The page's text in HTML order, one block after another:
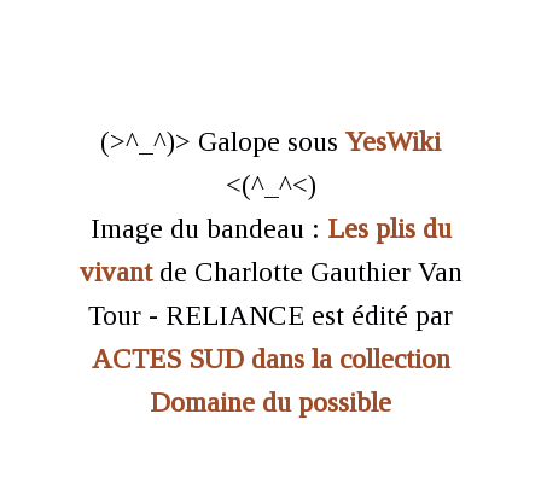
(>^_^)> Galope sous YesWiki
<(^_^<)
Image du bandeau : Les plis du
vivantde Charlotte Gauthier Van
Tour - RELIANCE est édité par
ACTES SUD dans la collection
Domaine du possible